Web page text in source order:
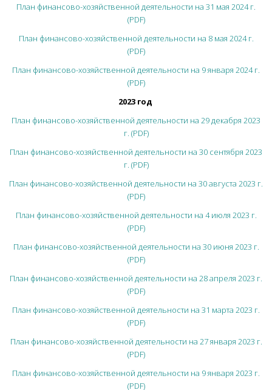
План финансово-хозяйственной деятельности на 31 мая 2024 г.
(PDF)
План финансово-хозяйственной деятельности на 8 мая 2024 г.
(PDF)
План финансово-хозяйственной деятельности на 9 января 2024 г.
(PDF)
2023 год
План финансово-хозяйственной деятельности на 29 декабря 2023
г. (PDF)
План финансово-хозяйственной деятельности на 30 сентября 2023
г. (PDF)
План финансово-хозяйственной деятельности на 30 августа 2023 г.
(PDF)
План финансово-хозяйственной деятельности на 4 июля 2023 г.
(PDF)
План финансово-хозяйственной деятельности на 30 июня 2023 г.
(PDF)
План финансово-хозяйственной деятельности на 28 апреля 2023 г.
(PDF)
План финансово-хозяйственной деятельности на 31 марта 2023 г.
(PDF)
План финансово-хозяйственной деятельности на 27 января 2023 г.
(PDF)
План финансово-хозяйственной деятельности на 9 января 2023 г.
(PDF)